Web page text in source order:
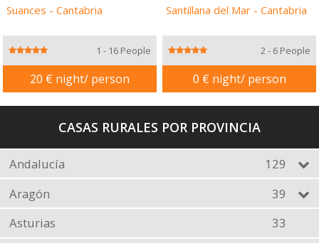
Suances - Cantabria
1 - 16 People
20 € night/ person
Santillana del Mar - Cantabria
2 - 6 People
0 € night/ person
CASAS RURALES POR PROVINCIA
Andalucía
129
Aragón
39
Asturias
33